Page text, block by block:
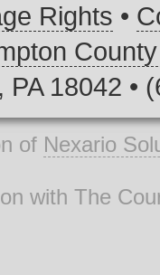
Rights •
PA 18042 •
of Nexario
with The